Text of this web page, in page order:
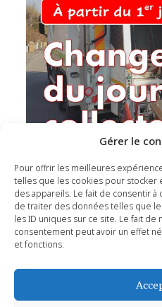
Gérer le
Pour offrir les meilleures
telles que les cookies pour stocker
des appareils. Le fait de consentir
de traiter des données telles que
les ID uniques sur ce site. Le fait
consentement peut avoir un effet
et fonctions.
Share